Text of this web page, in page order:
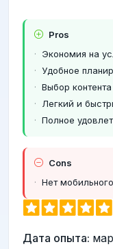
Pros
Экономия на
Удобное
Выбор
Легкий и
Полное
Cons
Нет
Дата опыта: